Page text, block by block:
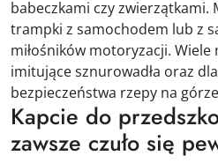
babeczkami czy zwierzątkami.
trampki z samochodem lub z
miłośników motoryzacji.
imitujące sznurowadła oraz
bezpieczeństwa rzepy na
Kapcie do
zawsze czuło się